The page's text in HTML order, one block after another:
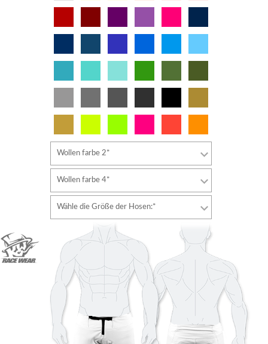
Wollen farbe 2*
Wollen farbe 4*
Wähle die Größe der Hosen:*